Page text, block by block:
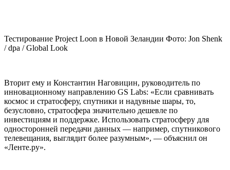
Тестирование Project Loon в Новой Зеландии Фото: Jon Shenk
/ dpa / Global Look
Вторит ему и Константин Наговицин, руководитель по
инновационному направлению GS Labs: «Если сравнивать
космос и стратосферу, спутники и надувные шары, то,
безусловно, стратосфера значительно дешевле по
инвестициям и поддержке. Использовать стратосферу для
односторонней передачи данных — например, спутникового
телевещания, выглядит более разумным», — объяснил он
«Ленте.ру».